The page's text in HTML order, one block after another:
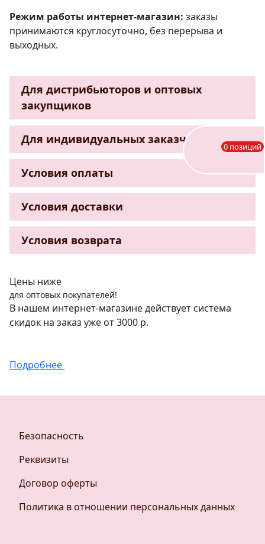
Для дистрибьюторов и оптовых
закупщиков
Для индивидуальных заказчиков
Условия оплаты
Условия доставки
Условия возврата
Цены ниже
для оптовых покупателей!
В нашем интернет-магазине действует система
скидок на заказ уже от 3000 р.
Подробнее
0 позиций
Режим работы интернет-магазин: заказы
принимаются круглосуточно, без перерыва и
выходных.
Безопасность
Реквизиты
Договор оферты
Политика в отношении персональных данных